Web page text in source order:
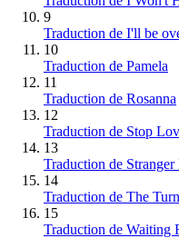
9
Traduction de I'll be
10
Traduction de Pamela
11
Traduction de Rosanna
12
Traduction de Stop
13
Traduction de
14
Traduction de The
15
Traduction de Waiting